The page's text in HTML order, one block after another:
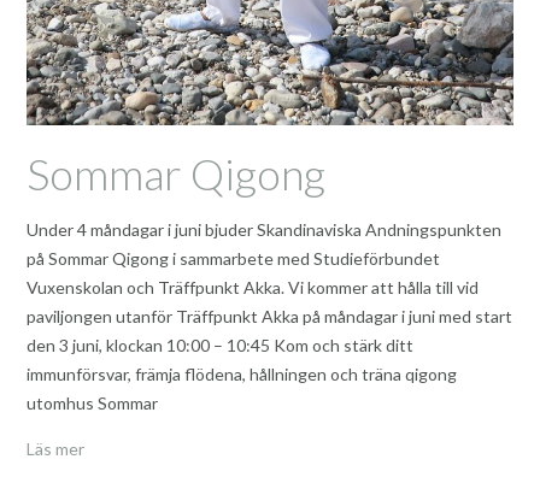
Sommar Qigong
Under 4 måndagar i juni bjuder Skandinaviska Andningspunkten
på Sommar Qigong i sammarbete med Studieförbundet
Vuxenskolan och Träffpunkt Akka. Vi kommer att hålla till vid
paviljongen utanför Träffpunkt Akka på måndagar i juni med start
den 3 juni, klockan 10:00 – 10:45 Kom och stärk ditt
immunförsvar, främja flödena, hållningen och träna qigong
utomhus Sommar
Läs mer